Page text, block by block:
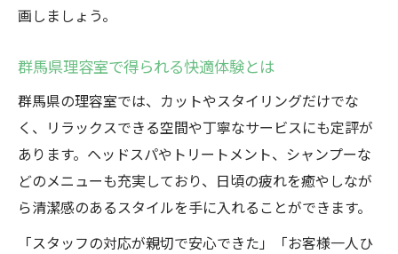
画しましょう。
群馬県理容室で得られる快適体験とは
群馬県の理容室では、カットやスタイリングだけでな
く、リラックスできる空間や丁寧なサービスにも定評が
あります。ヘッドスパやトリートメント、シャンプーな
どのメニューも充実しており、日頃の疲れを癒やしなが
ら清潔感のあるスタイルを手に入れることができます。
「スタッフの対応が親切で安心できた」「お客様一人ひ